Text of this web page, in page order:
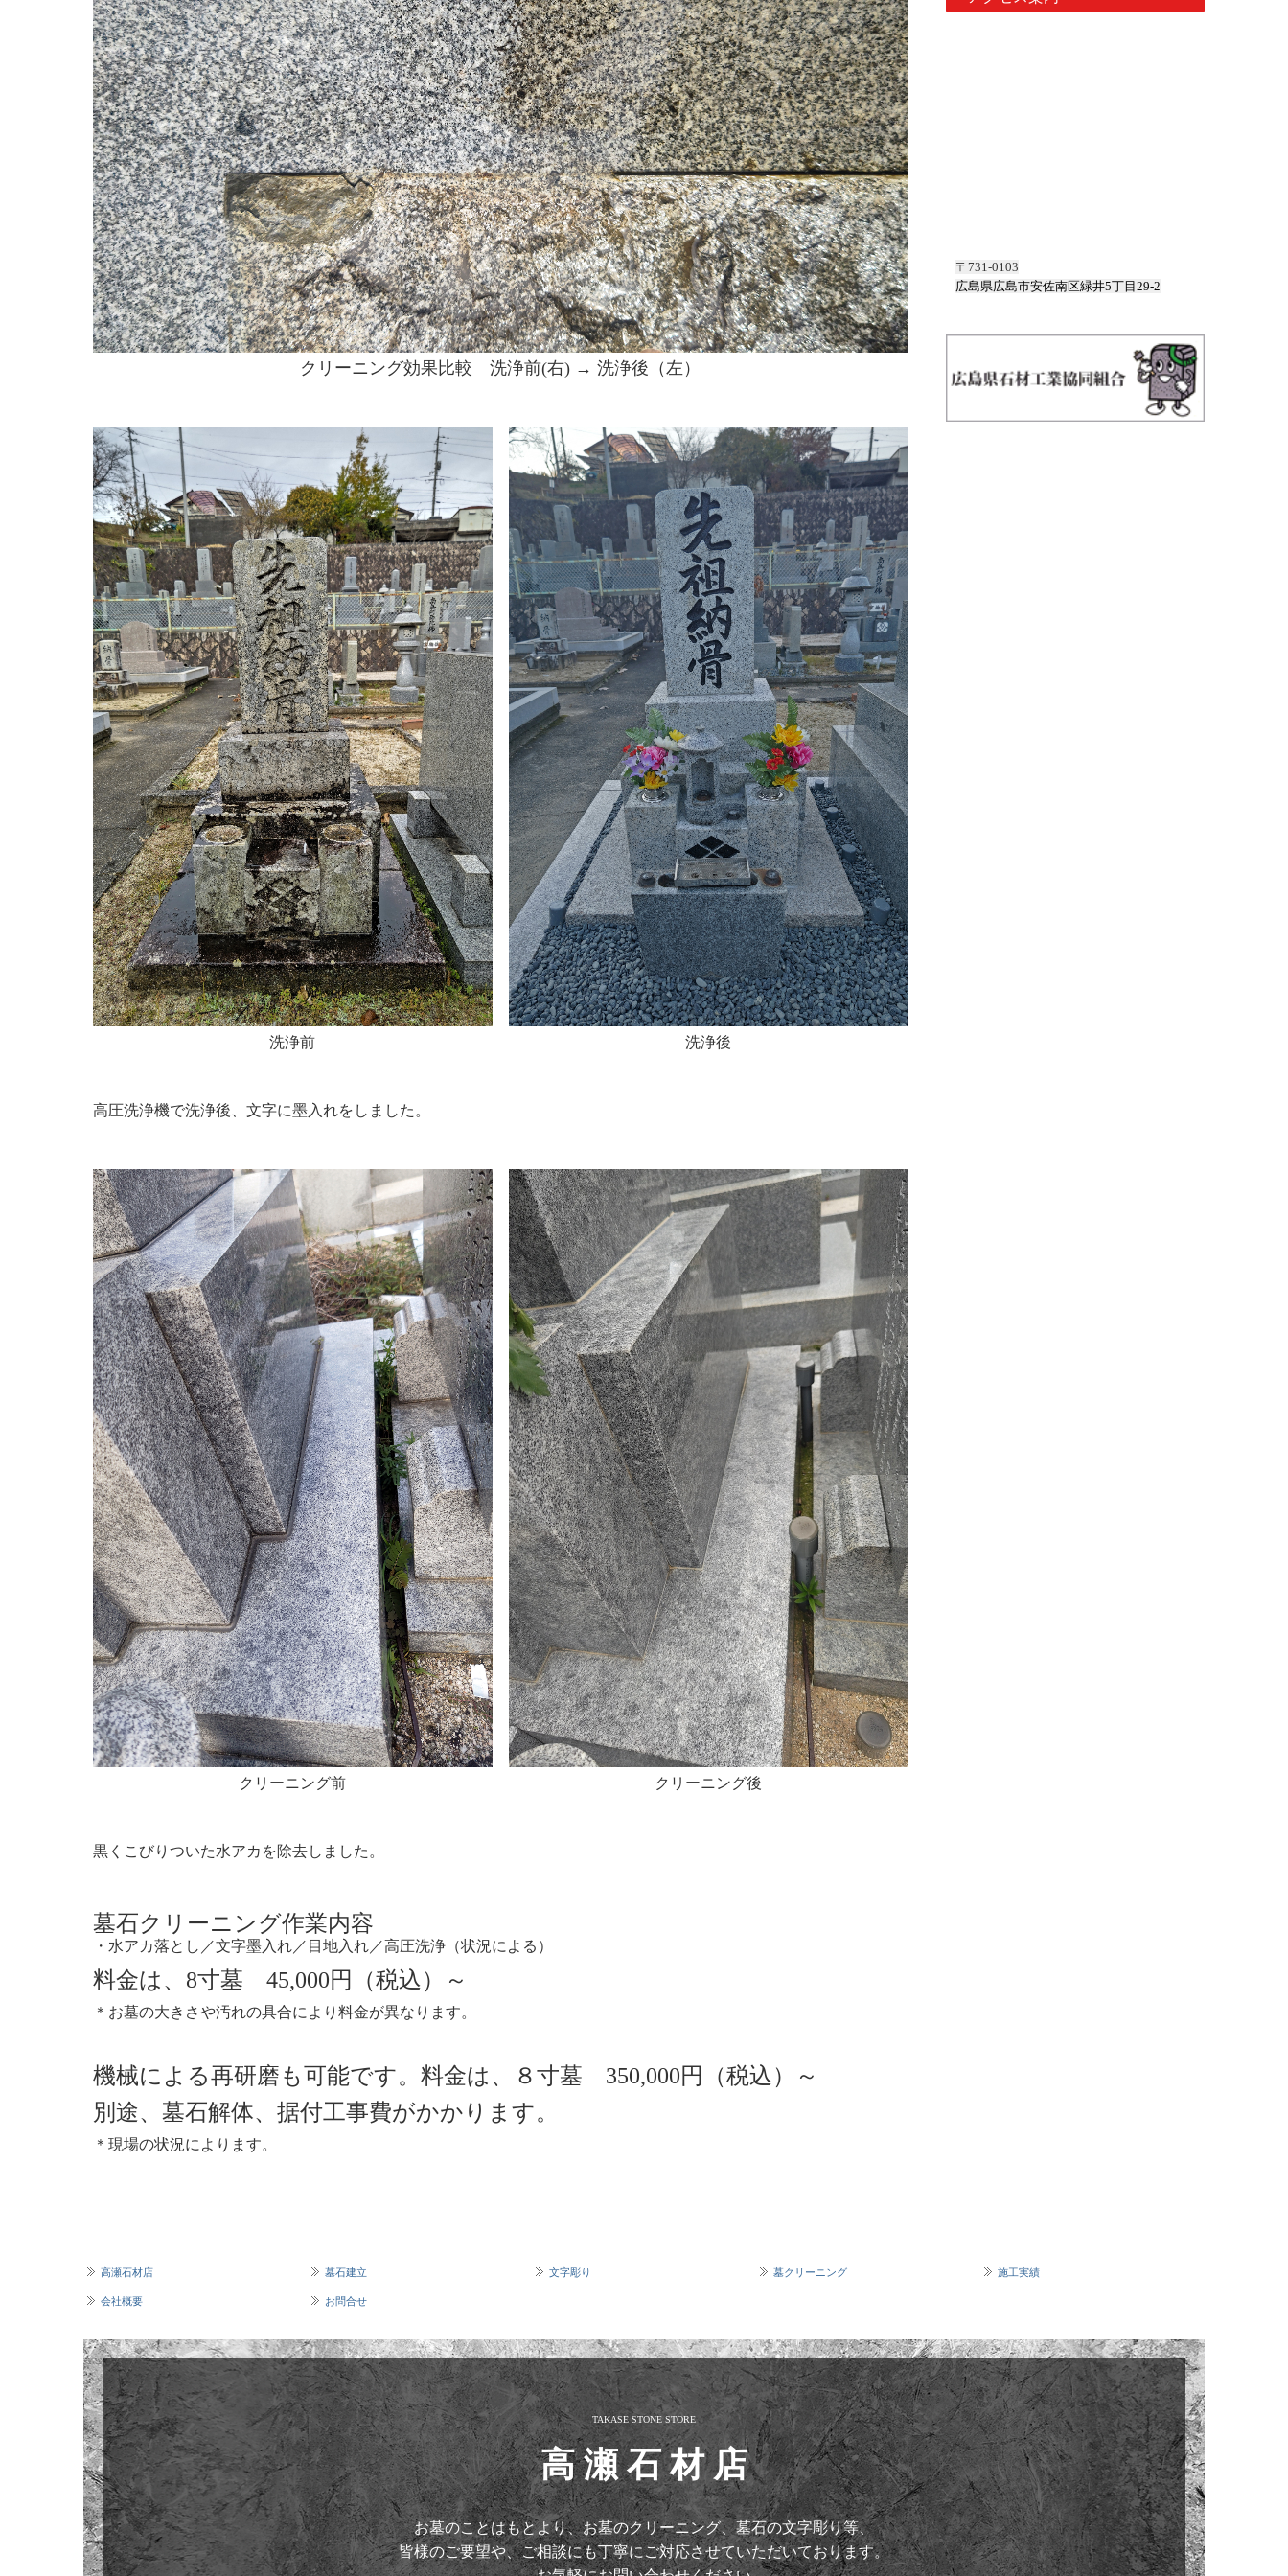
クリーニング効果比較 洗浄前(右) → 洗浄後（左）
洗浄前 洗浄後
高圧洗浄機で洗浄後、文字に墨入れをしました。
クリーニング前 クリーニング後
黒くこびりついた水アカを除去しました。
墓石クリーニング作業内容
・水アカ落とし／文字墨入れ／目地入れ／高圧洗浄（状況による）
料金は、 8寸墓 45,000円（税込）～
＊ お墓の大きさや汚れの具合により料金が異なります。
機械による再研磨も可能です。料金は、８寸墓 350,000円（税込）～
別途、墓石解体、据付工事費がかかります。
＊現場の状況によります。
〒731-0103
広島県広島市安佐南区緑井5丁目29-2
高瀬石材店 墓石建立 文字彫り 墓クリーニング 施工実績
会社概要 お問合せ
TAKASE STONE STORE
高 瀬 石 材 店
お墓のことはもとより、お墓のクリーニング、墓石の文字彫り等、
皆様のご要望や、ご相談にも丁寧にご対応させていただいております。